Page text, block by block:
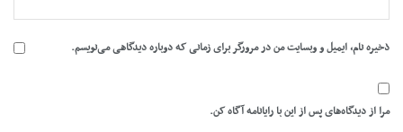
ذخیره نام، ایمیل و وبسایت من در مرورگر برای زمانی که دوباره دیدگاهی می‌نویسم.
مرا از دیدگاه‌های پس از این با رایانامه آگاه کن.